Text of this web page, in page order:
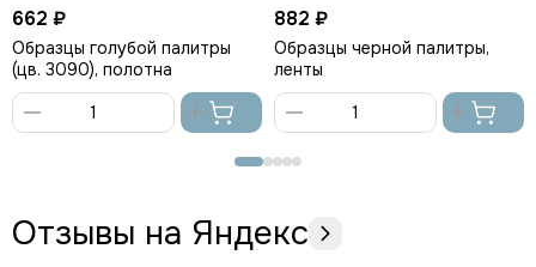
662 ₽
Образцы голубой палитры
(цв. 3090), полотна
корзину
882 ₽
Образцы черной палитры,
ленты
Отзывы на Яндекс